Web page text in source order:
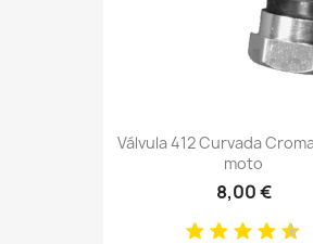
Válvula 412 Curvada
moto
8,00 €